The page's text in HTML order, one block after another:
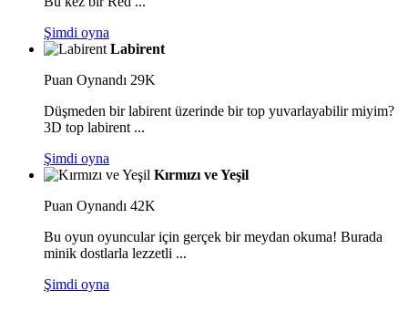
Şimdi oyna
Labirent
Puan Oynandı 29K
Düşmeden bir labirent üzerinde bir top yuvarlayabilir miyim?
3D top labirent ...
Şimdi oyna
Kırmızı ve Yeşil
Puan Oynandı 42K
Bu oyun oyuncular için gerçek bir meydan okuma! Burada
minik dostlarla lezzetli ...
Şimdi oyna